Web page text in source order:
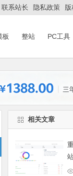
联系站长 隐私政策
板 整站 PC工具
相关文章